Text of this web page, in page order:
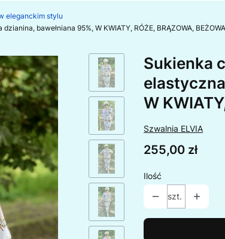
eleganckim stylu
bawełniana 95%, W KWIATY, RÓŻE, BRĄZOWA, BEŻOWA
Sukienka
W
Szwalnia ELVIA
Cena
255,00 zł
Ilość
szt.